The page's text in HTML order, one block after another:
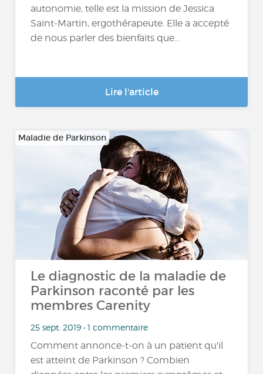
autonomie, telle est la mission de Jessica
Saint-Martin, ergothérapeute. Elle a accepté
de nous parler des bienfaits que...
Lire l'article
Maladie de Parkinson
Le diagnostic de la maladie de
Parkinson raconté par les
membres Carenity
25 sept. 2019 • 1 commentaire
Comment annonce-t-on à un patient qu'il
est atteint de Parkinson ? Combien